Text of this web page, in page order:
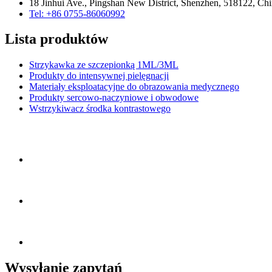
18 Jinhui Ave., Pingshan New District, Shenzhen, 518122,
Tel: +86 0755-86060992
Lista produktów
Strzykawka ze szczepionką 1ML/3ML
Produkty do intensywnej pielęgnacji
Materiały eksploatacyjne do obrazowania medycznego
Produkty sercowo-naczyniowe i obwodowe
Wstrzykiwacz środka kontrastowego
Wysyłanie zapytań